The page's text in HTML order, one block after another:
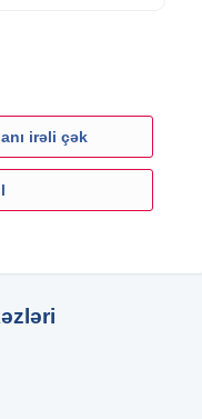
Xanbulan
vergi ödənilir.
kamera
şübhəsiz
irəli çək